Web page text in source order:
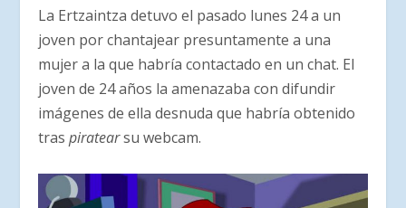
La Ertzaintza detuvo el pasado lunes 24 a un
joven por chantajear presuntamente a una
mujer a la que habría contactado en un chat. El
joven de 24 años la amenazaba con difundir
imágenes de ella desnuda que habría obtenido
traspiratearsu webcam.